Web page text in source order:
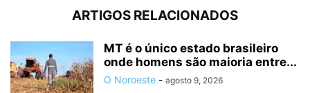
ARTIGOS RELACIONADOS
MT é o único estado brasileiro
onde homens são maioria entre...
O Noroeste - agosto 9, 2026